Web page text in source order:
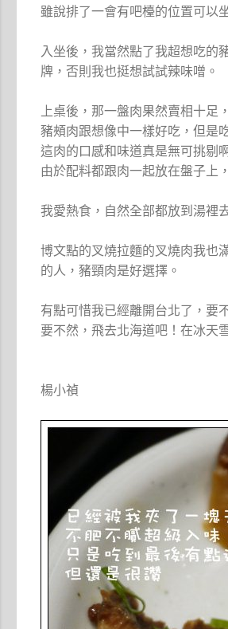
雖說排了一會有吧檯的位置可以
入坐後，我當然點了我超想吃的
牌，否則我也挺想試試辣味噌。
上桌後，那一盤肉果然賣相十足
豬頰肉跟想像中一樣好吃，但是
這肉的口感和味道真是無可挑剔
由於配料都跟肉一起放在盤子上
我愛熱食，自然全部都放到湯裡
博文點的叉燒拉麵的叉燒肉我也
的人，豬頸肉是好選擇。
有點可惜我已經離開台北了，要
要不然，飛去北海道吧！在冰天
楊小禎